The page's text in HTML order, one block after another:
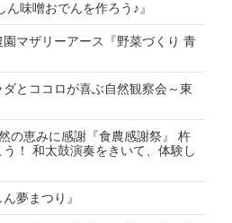
味噌おでんを作ろう♪』
マザリーアース『野菜づくり 青
とココロが喜ぶ自然観察会～東
恵みに感謝『食農感謝祭』 杵
！ 和太鼓演奏をきいて、体験し
夢まつり』